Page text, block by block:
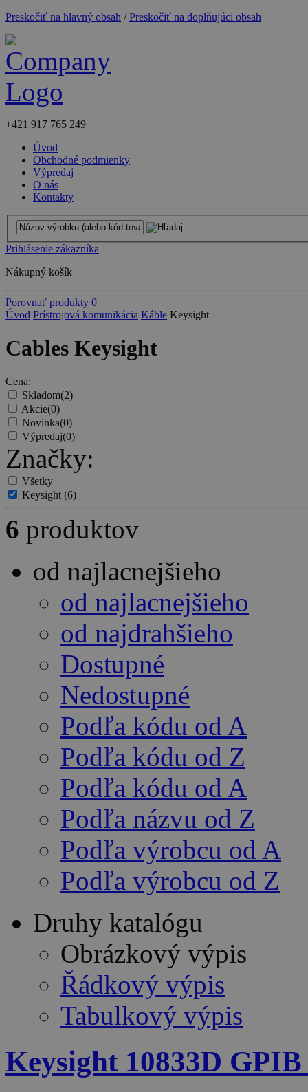
Preskočiť na hlavný obsah /Preskočiť na doplňujúci obsah
+421 917 765 249
Úvod
Obchodné podmienky
Výpredaj
O nás
Kontakty
Prihlásenie zákazníka
Nákupný košík
Porovnať produkty 0
Úvod Prístrojová komunikácia Káble Keysight
Cables Keysight
Cena:
Skladom(2)
Akcie(0)
Novinka(0)
Výpredaj(0)
Značky:
Všetky
Keysight(6)
6 produktov
od najlacnejšieho
od najlacnejšieho
od najdrahšieho
Dostupné
Nedostupné
Podľa kódu od A
Podľa kódu od Z
Podľa kódu od A
Podľa názvu od Z
Podľa výrobcu od A
Podľa výrobcu od Z
Druhy katalógu
Obrázkový výpis
Řádkový výpis
Tabulkový výpis
Keysight 10833D